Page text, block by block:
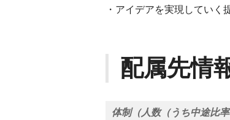
・アイデアを実現していく
配属先情
体制（人数（うち中途比